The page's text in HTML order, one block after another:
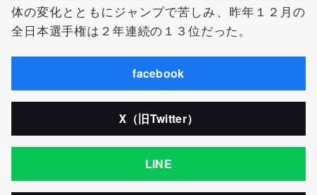
体の変化とともにジャンプで苦しみ、昨年１２月の
全日本選手権は２年連続の１３位だった。
facebook
X（旧Twitter）
LINE